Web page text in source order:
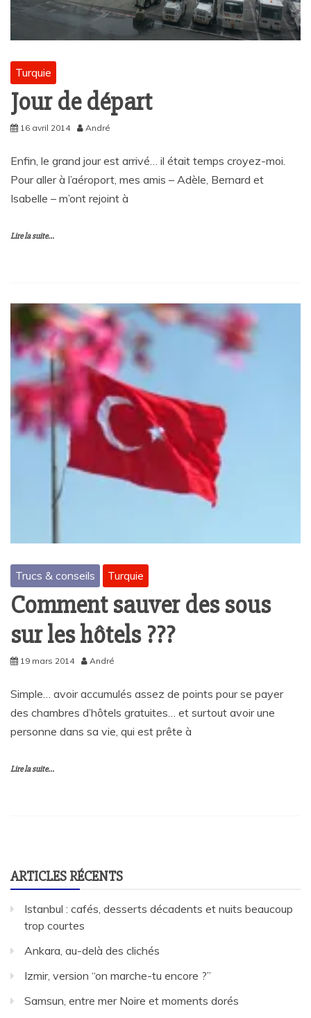
Turquie
Jour de départ
16 avril 2014 André
Enfin, le grand jour est arrivé… il était temps croyez-moi.
Pour aller à l’aéroport, mes amis – Adèle, Bernard et
Isabelle – m’ont rejoint à
Lire la suite...
Trucs & conseils Turquie
Comment sauver des sous
sur les hôtels ???
19 mars 2014 André
Simple… avoir accumulés assez de points pour se payer
des chambres d’hôtels gratuites… et surtout avoir une
personne dans sa vie, qui est prête à
Lire la suite...
ARTICLES RÉCENTS
Istanbul : cafés, desserts décadents et nuits beaucoup
trop courtes
Ankara, au-delà des clichés
Izmir, version “on marche-tu encore ?”
Samsun, entre mer Noire et moments dorés